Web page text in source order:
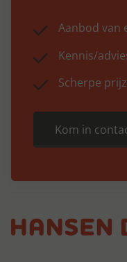
Aanbod van
Kennis/
Scherpe
Kom in